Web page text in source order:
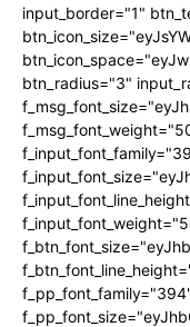
input_border="1"
btn_radius="3"